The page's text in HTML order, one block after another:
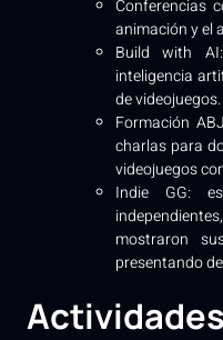
Conferencias
animación y el
Build with
inteligencia
de videojuegos.
Formación
charlas para
videojuegos
Indie GG:
mostraron
presentando